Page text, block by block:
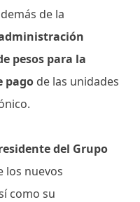
de la
pesos para la
pago de las unidades
del Grupo
los nuevos
como su